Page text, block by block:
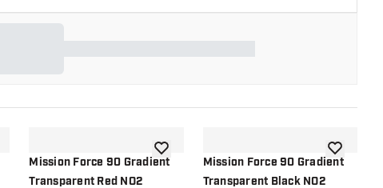
alla lista dei desideri
Mission Force 90 Gradient
Transparent Red NO2
aggiungi alla lista dei desideri
Mission Force 90 Gradient
Transparent Black NO2
aggiungi